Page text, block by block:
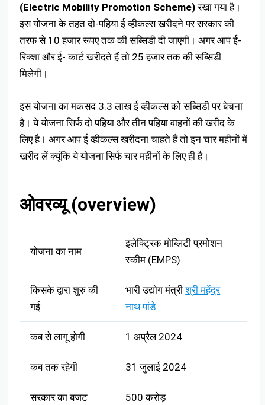
(Electric Mobility Promotion Scheme)रखा गया है।
इस योजना के तहत दो-पहिया ई व्हीकल्स खरीदने पर सरकार की
तरफ से 10 हजार रूपए तक की सब्सिडी दी जाएगी। अगर आप ई-
रिक्शा और ई- कार्ट खरीदते हैं तो 25 हजार तक की सब्सिडी
मिलेगी।
इस योजना का मकसद 3.3 लाख ई व्हीकल्स को सब्सिडी पर बेचना
है। ये योजना सिर्फ दो पहिया और तीन पहिया वाहनों की खरीद के
लिए है। अगर आप ई व्हीकल्स खरीदना चाहते हैं तो इन चार महीनों में
खरीद लें क्यूंकि ये योजना सिर्फ चार महीनों के लिए ही है।
ओवरव्यू (overview)
योजना का नाम
इलेक्ट्रिक मोब्लिटी प्रमोशन
स्कीम (EMPS)
किसके द्वारा शुरु की
गई
भारी उद्योग मंत्रीश्री महेंद्र
नाथ पांडे
कब से लागू होगी 1 अप्रैल 2024
कब तक रहेगी 31 जुलाई 2024
सरकार का बजट 500 करोड़